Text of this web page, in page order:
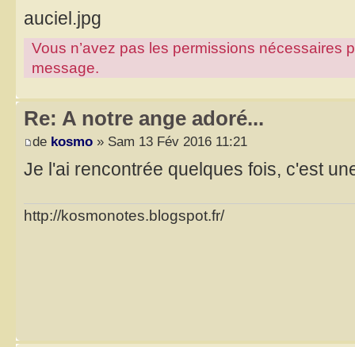
auciel.jpg
Vous n’avez pas les permissions nécessaires
message.
Re: A notre ange adoré...
de kosmo » Sam 13 Fév 2016 11:21
Je l'ai rencontrée quelques fois, c'est
http://kosmonotes.blogspot.fr/